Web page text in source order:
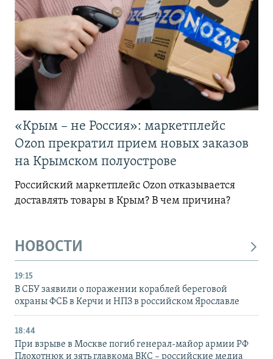
«Крым – не Россия»: маркетплейс
Ozon прекратил прием новых заказов
на Крымском полуострове
Российский маркетплейс Ozon отказывается
доставлять товары в Крым? В чем причина?
НОВОСТИ
19:15
В СБУ заявили о поражении кораблей береговой
охраны ФСБ в Керчи и НПЗ в российском Ярославле
18:44
При взрыве в Москве погиб генерал-майор армии РФ
Плохотнюк и зять главкома ВКС – российские медиа